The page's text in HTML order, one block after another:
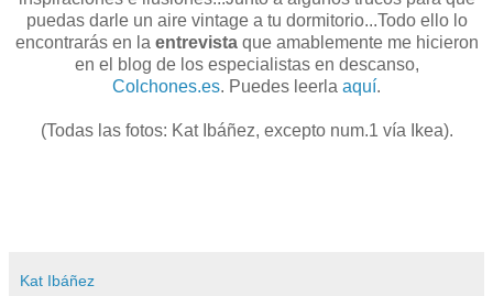
puedas darle un aire vintage a tu dormitorio...Todo ello lo
encontrarás en la entrevistaque amablemente me hicieron
en el blog de los especialistas en descanso,
Colchones.es. Puedes leerla aquí.
(Todas las fotos: Kat Ibáñez, excepto num.1 vía Ikea).
Kat Ibáñez